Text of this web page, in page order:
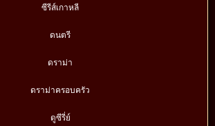
ซีรีส์เกาหลี
ดนตรี
ดราม่า
ดราม่าครอบครัว
ดูซีรี่ย์